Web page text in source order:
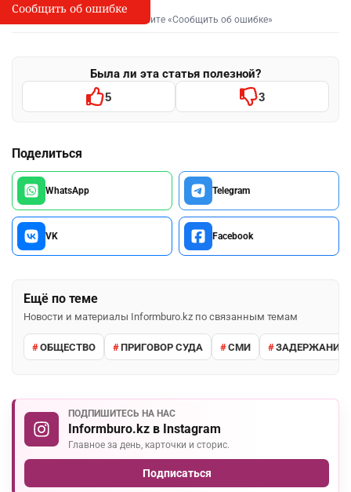
I
Сообщить об опечатке
Выделите фрагмент и нажмите «Сообщить об ошибке»
Была ли эта статья полезной?
5 3
Поделиться
WhatsApp Telegram
VK Facebook
Ещё по теме
Новости и материалы Informburo.kz по связанным темам
ОБЩЕСТВО ПРИГОВОР СУДА СМИ ЗАДЕРЖАНИЕ
ПОДПИШИТЕСЬ НА НАС
Informburo.kz в Instagram
Главное за день, карточки и сторис.
Подписаться
Сообщить об ошибке